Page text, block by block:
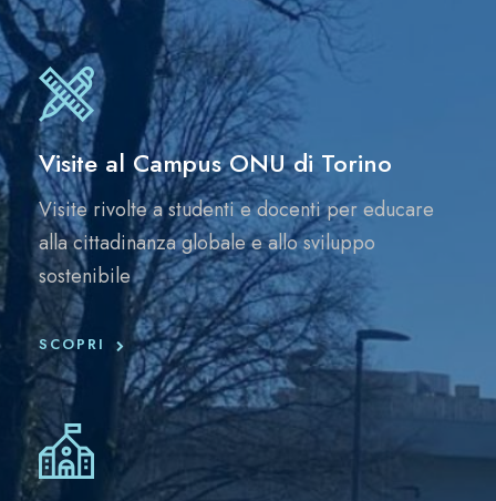
Visite al Campus ONU di Torino
Visite rivolte a studenti e docenti per educare
alla cittadinanza globale e allo sviluppo
sostenibile
SCOPRI